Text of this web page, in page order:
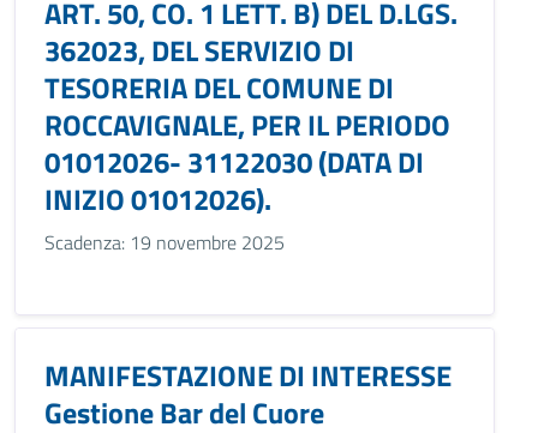
ART. 50, CO. 1 LETT. B) DEL D.LGS.
362023, DEL SERVIZIO DI
TESORERIA DEL COMUNE DI
ROCCAVIGNALE, PER IL PERIODO
01012026- 31122030 (DATA DI
INIZIO 01012026).
Scadenza: 19 novembre 2025
MANIFESTAZIONE DI INTERESSE
Gestione Bar del Cuore